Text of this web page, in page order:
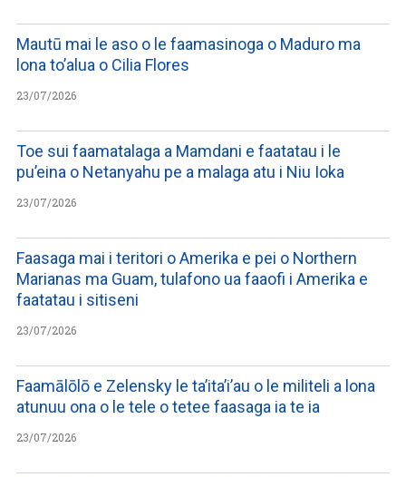
Mautū mai le aso o le faamasinoga o Maduro ma
lona to’alua o Cilia Flores
23/07/2026
Toe sui faamatalaga a Mamdani e faatatau i le
pu’eina o Netanyahu pe a malaga atu i Niu Ioka
23/07/2026
Faasaga mai i teritori o Amerika e pei o Northern
Marianas ma Guam, tulafono ua faaofi i Amerika e
faatatau i sitiseni
23/07/2026
Faamālōlō e Zelensky le ta’ita’i’au o le militeli a lona
atunuu ona o le tele o tetee faasaga ia te ia
23/07/2026